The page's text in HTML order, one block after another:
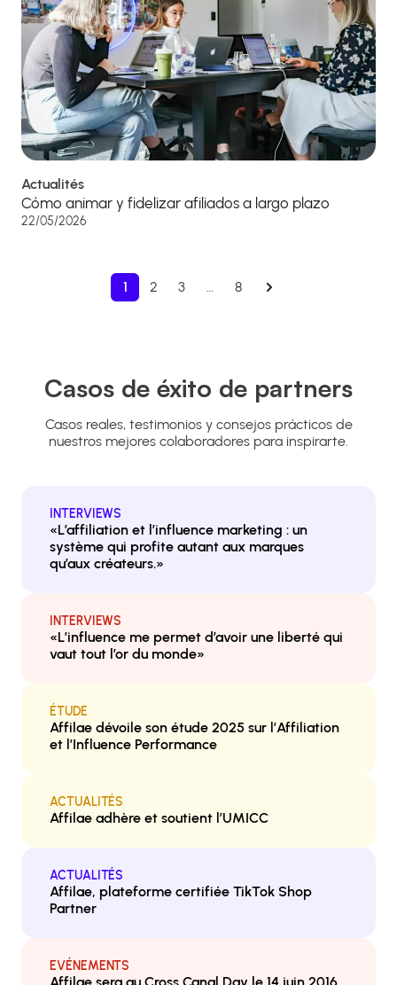
Actualités
Cómo animar y fidelizar afiliados a largo plazo
22/05/2026
1 2 3 8
Casos de éxito de partners
Casos reales, testimonios y consejos prácticos de
nuestros mejores colaboradores para inspirarte.
INTERVIEWS
«L’affiliation et l’influence marketing : un
système qui profite autant aux marques
qu’aux créateurs.»
INTERVIEWS
«L’influence me permet d’avoir une liberté qui
vaut tout l’or du monde»
ÉTUDE
Affilae dévoile son étude 2025 sur l’Affiliation
et l’Influence Performance
ACTUALITÉS
Affilae adhère et soutient l’UMICC
ACTUALITÉS
Affilae, plateforme certifiée TikTok Shop
Partner
EVÉNEMENTS